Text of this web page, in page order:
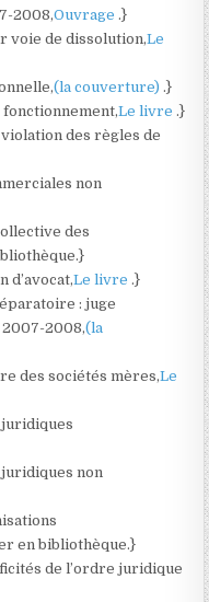
2008,Ouvrage.}
voie de dissolution,Le
(la couverture).}
fonctionnement,Le livre.}
des règles de
non
des
d’avocat,Le livre.}
: juge
2007-2008,(la
des sociétés mères,Le
non
en bibliothèque.}
de l’ordre juridique